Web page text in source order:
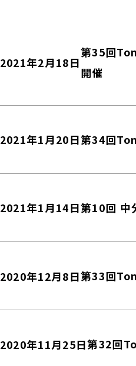
2021年2月18日
第35回
開催
2021年1月20日第34回
2021年1月14日第10回 中
2020年12月8日第33回
2020年11月25日第32回